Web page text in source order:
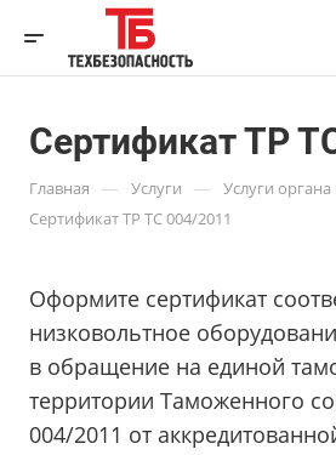
Сертификат ТР
Главная — Услуги — Услуги
Сертификат ТР ТС 004/2011
Оформите сертификат
низковольтное
в обращение на единой
территории Таможенного
004/2011 от